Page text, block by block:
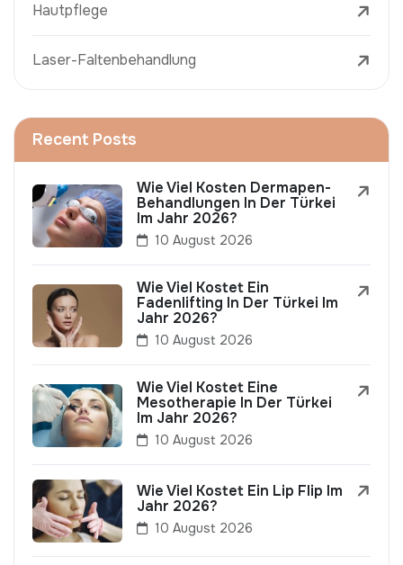
Hautpflege
Laser-Faltenbehandlung
Recent Posts
Wie Viel Kosten Dermapen-
Behandlungen In Der Türkei
Im Jahr 2026?
10 August 2026
Wie Viel Kostet Ein
Fadenlifting In Der Türkei Im
Jahr 2026?
10 August 2026
Wie Viel Kostet Eine
Mesotherapie In Der Türkei
Im Jahr 2026?
10 August 2026
Wie Viel Kostet Ein Lip Flip Im
Jahr 2026?
10 August 2026